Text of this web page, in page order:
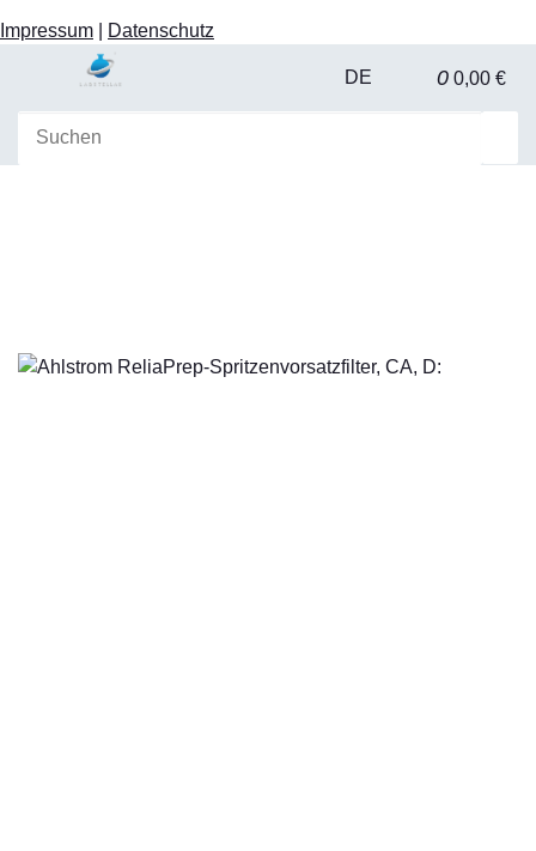
Impressum Datenschutz
DE 0 0,00 €